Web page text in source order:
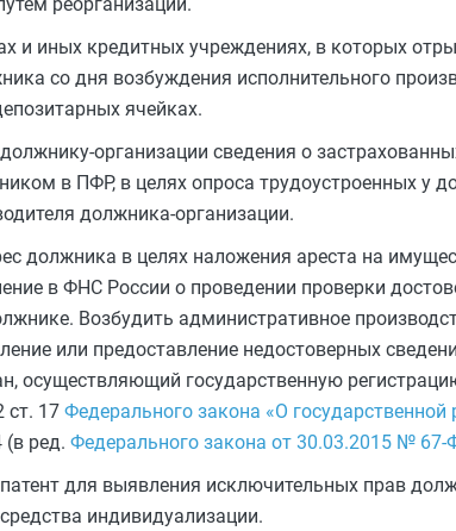
и иных кредитных учреждениях, в которых
со дня возбуждения исполнительного
ячейках.
организации сведения о
в ПФР, в целях опроса трудоустроенных у
должника-организации.
должника в целях наложения ареста на
в ФНС России о проведении проверки
Возбудить административное
или предоставление недостоверных
осуществляющий государственную
ст. 17 Федерального закона «О
(в ред. Федерального закона от 30.03.2015 № 67-
для выявления исключительных прав
индивидуализации.